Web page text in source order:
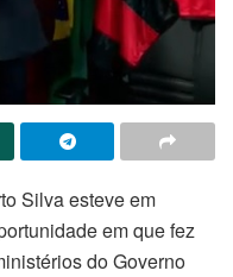
Silva esteve em
em que fez
do Governo